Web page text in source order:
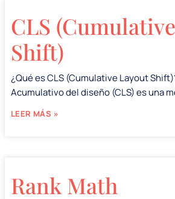
CLS
Shift)
¿Qué es CLS (Cumulative Layout
Acumulativo del diseño (CLS) es una
LEER MÁS »
Rank Math